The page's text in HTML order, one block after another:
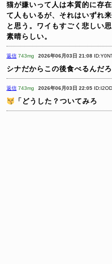
猫が嫌いって人は本質的に存
て人もいるが、それはいずれ
と思う。ワイもすごく悲しい
素晴らしい。
返信 743mg 2026年06月03日 21:08
シナだからこの後食べるんだ
返信 743mg 2026年06月03日 22:05
「どうした？ついてみろ